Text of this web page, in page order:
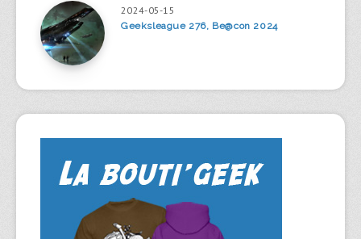
2024-05-15
Geeksleague 276, Be@con 2024